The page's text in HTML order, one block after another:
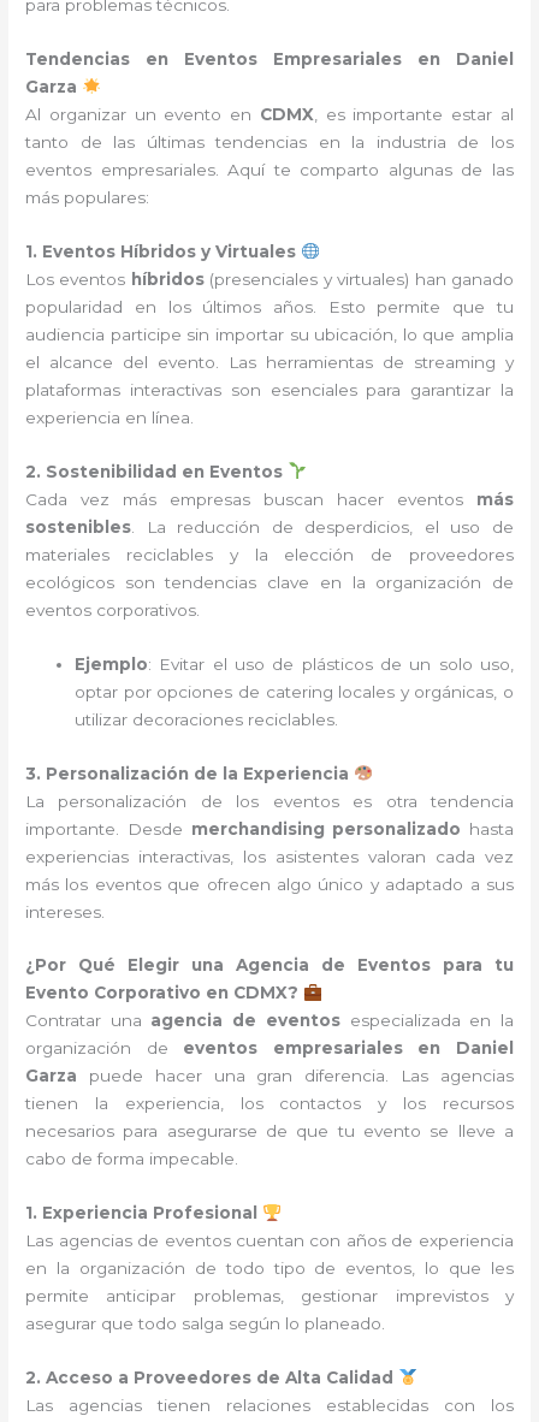
para problemas técnicos.
Tendencias en Eventos Empresariales en Daniel
Garza
Al organizar un evento en CDMX , es importante estar al
tanto de las últimas tendencias en la industria de los
eventos empresariales. Aquí te comparto algunas de las
más populares:
1. Eventos Híbridos y Virtuales
Los eventos híbridos(presenciales y virtuales) han ganado
popularidad en los últimos años. Esto permite que tu
audiencia participe sin importar su ubicación, lo que amplia
el alcance del evento. Las herramientas de streaming y
plataformas interactivas son esenciales para garantizar la
experiencia en línea.
2. Sostenibilidad en Eventos
Cada vez más empresas buscan hacer eventos más
sostenibles . La reducción de desperdicios, el uso de
materiales reciclables y la elección de proveedores
ecológicos son tendencias clave en la organización de
eventos corporativos.
Ejemplo: Evitar el uso de plásticos de un solo uso,
optar por opciones de catering locales y orgánicas, o
utilizar decoraciones reciclables.
3. Personalización de la Experiencia
La personalización de los eventos es otra tendencia
importante. Desde merchandising personalizado hasta
experiencias interactivas, los asistentes valoran cada vez
más los eventos que ofrecen algo único y adaptado a sus
intereses.
¿Por Qué Elegir una Agencia de Eventos para tu
Evento Corporativo en CDMX?
Contratar una agencia de eventosespecializada en la
organización de eventos empresariales en Daniel
Garza puede hacer una gran diferencia. Las agencias
tienen la experiencia, los contactos y los recursos
necesarios para asegurarse de que tu evento se lleve a
cabo de forma impecable.
1. Experiencia Profesional
Las agencias de eventos cuentan con años de experiencia
en la organización de todo tipo de eventos, lo que les
permite anticipar problemas, gestionar imprevistos y
asegurar que todo salga según lo planeado.
2. Acceso a Proveedores de Alta Calidad
Las agencias tienen relaciones establecidas con los